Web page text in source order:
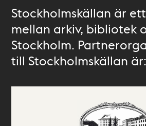
Stockholmskällan är
mellan arkiv, bibliotek
Stockholm.
till Stockholmskällan är: